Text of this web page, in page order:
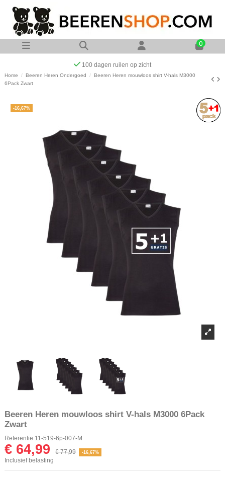
0
Op werkdagen voor 23:00 uur besteld zelfde dag verzonden
Home Beeren Heren Ondergoed
Beeren Heren mouwloos shirt V-hals M3000
6Pack Zwart
-16,67%
Beeren Heren mouwloos shirt V-hals M3000 6Pack
Zwart
Referentie 11-519-6p-007-M
€ 64,99 € 77,99 -16,67%
Inclusief belasting